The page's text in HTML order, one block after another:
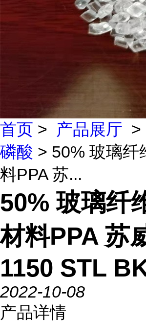
首页 > 产品展厅 >
磷酸 > 50% 玻璃纤
料PPA 苏...
50% 玻璃纤
材料PPA 苏
1150 STL
2022-10-08
产品详情